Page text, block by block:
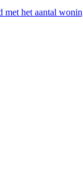
het aantal